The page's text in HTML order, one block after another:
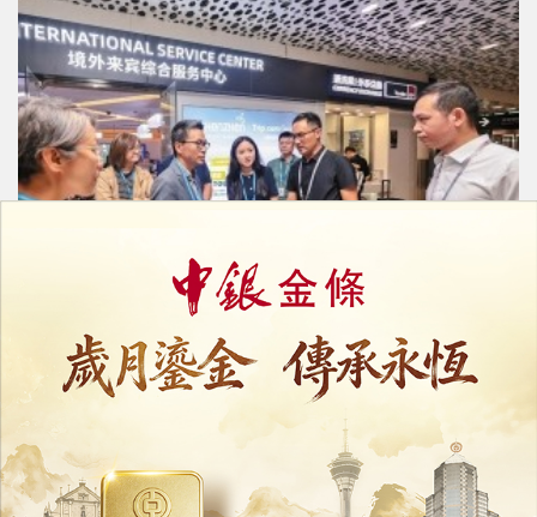
旅遊局攜韓泰市場代表赴粵交流
共同開拓「一程多站」旅遊產品
14/07/2026 17286